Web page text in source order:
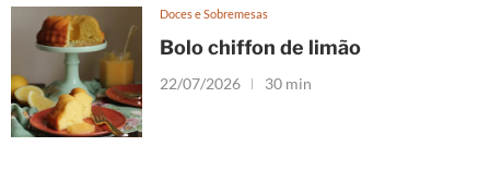
Doces e Sobremesas
Bolo chiffon de limão
22/07/2026 30 min